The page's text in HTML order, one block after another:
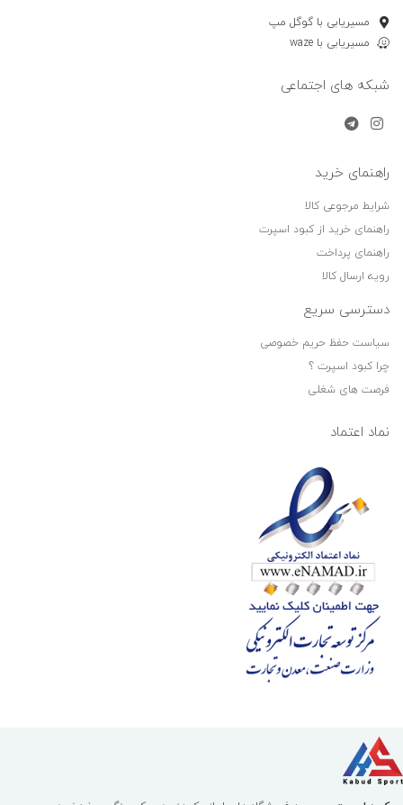
مسیریابی با گوگل مپ
مسیریابی با waze
شبکه های اجتماعی
راهنمای خرید
شرایط مرجوعی کالا
راهنمای خرید از کبود اسپرت
راهنمای پرداخت
رویه ارسال کالا
دسترسی سریع
سیاست حفظ حریم خصوصی
چرا کبود اسپرت ؟
فرصت های شغلی
نماد اعتماد